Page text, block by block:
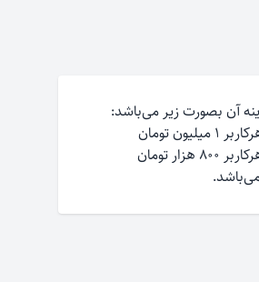
آن بصورت زیر می‌باشد‌: